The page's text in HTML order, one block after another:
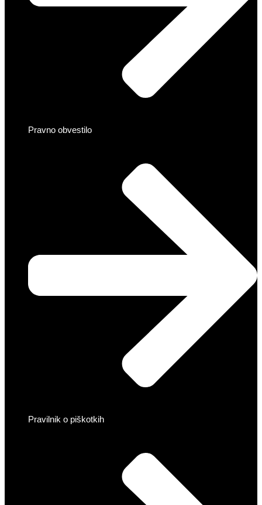
Pravno obvestilo
Pravilnik o piškotkih